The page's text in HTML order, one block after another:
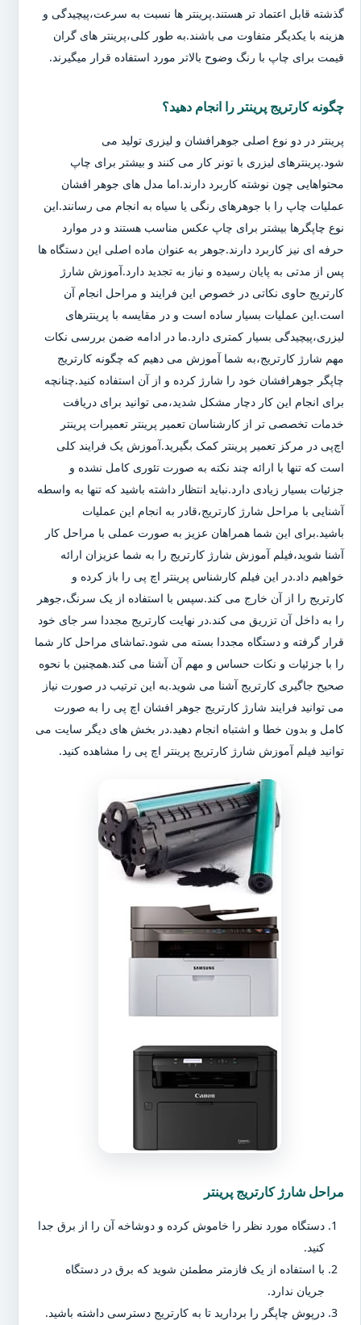
گذشته قابل اعتماد تر هستند.پرینتر ها نسبت به سرعت،پیچیدگی و
هزینه با یکدیگر متفاوت می باشند.به طور کلی،پرینتر های گران
قیمت برای چاپ با رنگ وضوح بالاتر مورد استفاده قرار میگیرند.
چگونه کارتریج پرینتر را انجام دهید؟
پرینتر در دو نوع اصلی جوهرافشان و لیزری تولید می
شود.پرینترهای لیزری با تونر کار می کنند و بیشتر برای چاپ
محتواهایی چون نوشته کاربرد دارند.اما مدل های جوهر افشان
عملیات چاپ را با جوهرهای رنگی یا سیاه به انجام می رسانند.این
نوع چاپگرها بیشتر برای چاپ عکس مناسب هستند و در موارد
حرفه ای نیز کاربرد دارند.جوهر به عنوان ماده اصلی این دستگاه ها
پس از مدتی به پایان رسیده و نیاز به تجدید دارد.آموزش شارژ
کارتریج حاوی نکاتی در خصوص این فرایند و مراحل انجام آن
است.این عملیات بسیار ساده است و در مقایسه با پرینترهای
لیزری،پیچیدگی بسیار کمتری دارد.ما در ادامه ضمن بررسی نکات
مهم شارژ کارتریج،به شما آموزش می دهیم که چگونه کارتریج
چاپگر جوهرافشان خود را شارژ کرده و از آن استفاده کنید.چنانچه
برای انجام این کار دچار مشکل شدید،می توانید برای دریافت
خدمات تخصصی تر از کارشناسان تعمیر پرینتر تعمیرات پرینتر
اچ‌پی در مرکز تعمیر پرینتر کمک بگیرید.آموزش یک فرایند کلی
است که تنها با ارائه چند نکته به صورت تئوری کامل نشده و
جزئیات بسیار زیادی دارد.نباید انتظار داشته باشید که تنها به واسطه
آشنایی با مراحل شارژ کارتریج،قادر به انجام این عملیات
باشید.برای این شما همراهان عزیز به صورت عملی با مراحل کار
آشنا شوید،فیلم آموزش شارژ کارتریج را به شما عزیزان ارائه
خواهیم داد.در این فیلم کارشناس پرینتر اچ پی را باز کرده و
کارتریج را از آن خارج می کند.سپس با استفاده از یک سرنگ،جوهر
را به داخل آن تزریق می کند.در نهایت کارتریج مجددا سر جای خود
قرار گرفته و دستگاه مجددا بسته می شود.تماشای مراحل کار شما
را با جزئیات و نکات حساس و مهم آن آشنا می کند.همچنین با نحوه
صحیح جاگیری کارتریج آشنا می شوید.به این ترتیب در صورت نیاز
می توانید فرایند شارژ کارتریج جوهر افشان اچ پی را به صورت
کامل و بدون خطا و اشتباه انجام دهید.در بخش های دیگر سایت می
توانید فیلم آموزش شارژ کارتریج پرینتر اچ پی را مشاهده کنید.
مراحل شارژ کارتریج پرینتر
دستگاه مورد نظر را خاموش کرده و دوشاخه آن را از برق جدا
کنید.
با استفاده از یک فازمتر مطمئن شوید که برق در دستگاه
جریان ندارد.
درپوش چاپگر را بردارید تا به کارتریج دسترسی داشته باشید.